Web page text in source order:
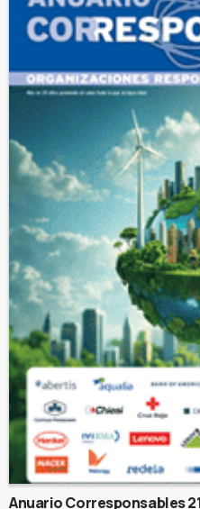
Anuario Corresponsables